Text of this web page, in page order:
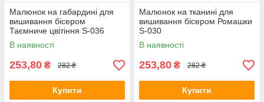
Малюнок на габардині для
вишивання бісером
Таємниче цвітіння S-036
В наявності
253,80 ₴ 282 ₴
Купити
Малюнок на тканині для
вишивання бісером Ромашки
S-030
В наявності
253,80 ₴ 282 ₴
Купити